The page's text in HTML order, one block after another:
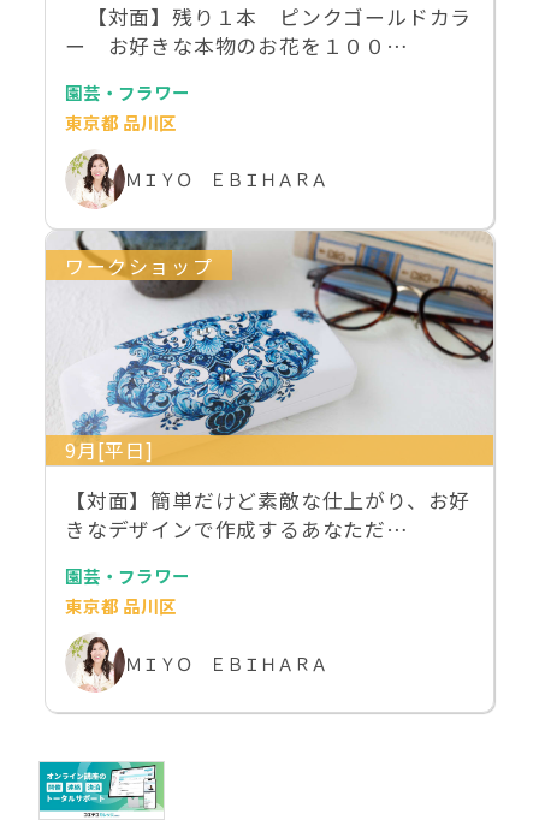
【対面】残り１本 ピンクゴールドカラ
ー お好きな本物のお花を１００…
園芸・フラワー
東京都 品川区
ＭＩＹＯ ＥＢＩＨＡＲＡ
ワークショップ
9月[平日]
【対面】簡単だけど素敵な仕上がり、お好
きなデザインで作成するあなただ…
園芸・フラワー
東京都 品川区
ＭＩＹＯ ＥＢＩＨＡＲＡ